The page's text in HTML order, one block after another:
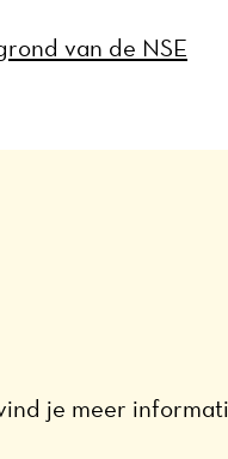
van de NSE
je meer